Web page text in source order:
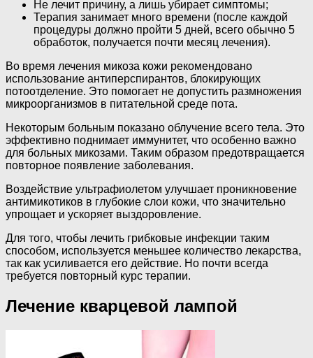
Не лечит причину, а лишь убирает симптомы;
Терапия занимает много времени (после каждой
процедуры должно пройти 5 дней, всего обычно 5
обработок, получается почти месяц лечения).
Во время лечения микоза кожи рекомендовано
использование антиперспирантов, блокирующих
потоотделение. Это помогает не допустить размножения
микроорганизмов в питательной среде пота.
Некоторым больным показано облучение всего тела. Это
эффективно поднимает иммунитет, что особенно важно
для больных микозами. Таким образом предотвращается
повторное появление заболевания.
Воздействие ультрафиолетом улучшает проникновение
антимикотиков в глубокие слои кожи, что значительно
упрощает и ускоряет выздоровление.
Для того, чтобы лечить грибковые инфекции таким
способом, используется меньшее количество лекарства,
так как усиливается его действие. Но почти всегда
требуется повторный курс терапии.
Лечение кварцевой лампой